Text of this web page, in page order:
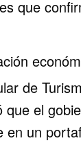
que
de
que el
en un